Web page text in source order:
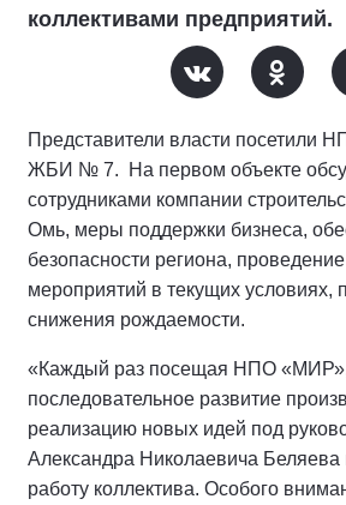
коллективами предприятий.
Представители власти посетили
ЖБИ № 7. На первом объекте
сотрудниками компании
Омь, меры поддержки бизнеса,
безопасности региона,
мероприятий в текущих условиях,
снижения рождаемости.
«Каждый раз посещая НПО
последовательное развитие
реализацию новых идей под
Александра Николаевича
работу коллектива. Особого